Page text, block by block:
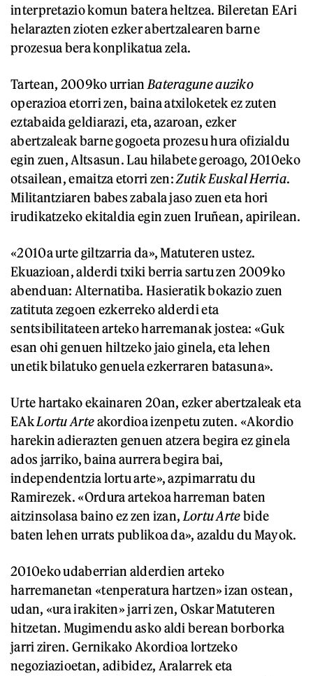
interpretazio komun batera heltzea. Bileretan EAri
helarazten zioten ezker abertzalearen barne
prozesua bera konplikatua zela.
Tartean, 2009ko urrian Bateraguneauziko
operazioa etorri zen, baina atxiloketek ez zuten
eztabaida geldiarazi, eta, azaroan, ezker
abertzaleak barne gogoeta prozesu hura ofizialdu
egin zuen, Altsasun. Lau hilabete geroago, 2010eko
otsailean, emaitza etorri zen:Zutik Euskal Herria.
Militantziaren babes zabala jaso zuen eta hori
irudikatzeko ekitaldia egin zuen Iruñean, apirilean.
«2010a urte giltzarria da», Matuteren ustez.
Ekuazioan, alderdi txiki berria sartu zen 2009ko
abenduan: Alternatiba. Hasieratik bokazio zuen
zatituta zegoen ezkerreko alderdi eta
sentsibilitateen arteko harremanak jostea: «Guk
esan ohi genuen hiltzeko jaio ginela, eta lehen
unetik bilatuko genuela ezkerraren batasuna».
Urte hartako ekainaren 20an, ezker abertzaleak eta
EAkLortu Arteakordioa izenpetu zuten. «Akordio
harekin adierazten genuen atzera begira ez ginela
ados jarriko, baina aurrera begira bai,
independentzia lortu arte», azpimarratu du
Ramirezek. «Ordura artekoa harreman baten
aitzinsolasa baino ez zen izan, Lortu Artebide
baten lehen urrats publikoa da», azaldu du Mayok.
2010eko udaberrian alderdien arteko
harremanetan «tenperatura hartzen» izan ostean,
udan, «ura irakiten» jarri zen, Oskar Matuteren
hitzetan. Mugimendu asko aldi berean borborka
jarri ziren. Gernikako Akordioa lortzeko
negoziazioetan, adibidez, Aralarrek eta